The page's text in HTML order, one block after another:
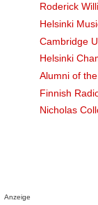
Roderick
Helsinki
Cambridge
Helsinki
Alumni of
Finnish
Nicholas
Anzeige